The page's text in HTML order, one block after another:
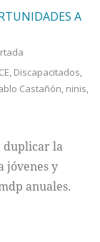
A
, Discapacitados,
Castañón, ninis,
duplicar la
jóvenes y
anuales.